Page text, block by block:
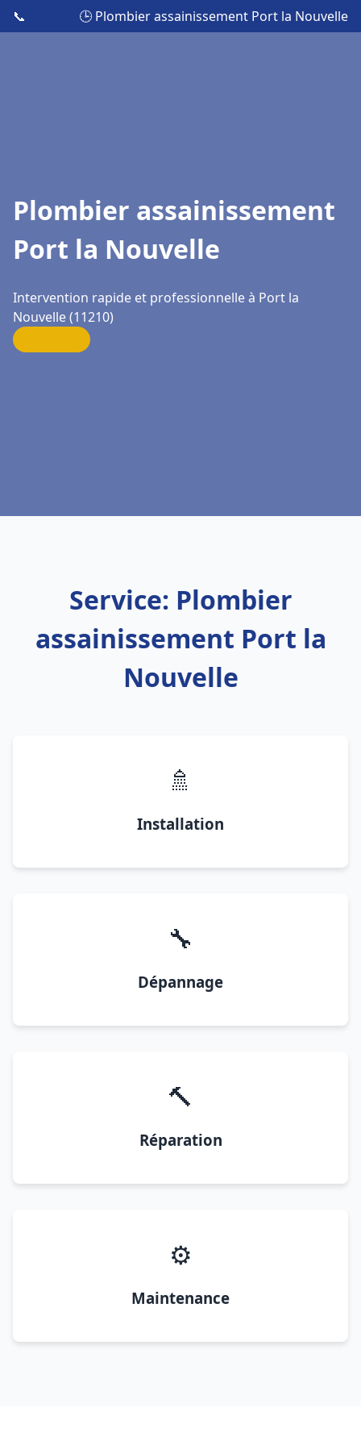
📞 🕒 Plombier assainissement Port la Nouvelle
Plombier assainissement
Port la Nouvelle
Intervention rapide et professionnelle à Port la
Nouvelle (11210)
Service: Plombier
assainissement Port la
Nouvelle
🚿
Installation
🔧
Dépannage
🔨
Réparation
⚙️
Maintenance